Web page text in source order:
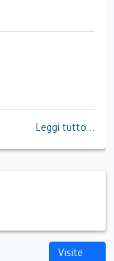
Leggi tutto...
Visite